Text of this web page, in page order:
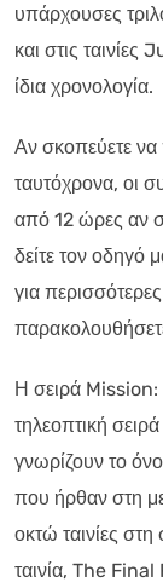
υπάρχουσες
και στις
ίδια χρονολογία.
Αν σκοπεύετε να
ταυτόχρονα, οι
από 12 ώρες αν
δείτε τον οδηγό
για
παρακολουθήσετε
Η σειρά
τηλεοπτική
γνωρίζουν το
που ήρθαν στη
οκτώ ταινίες στη
ταινία, The